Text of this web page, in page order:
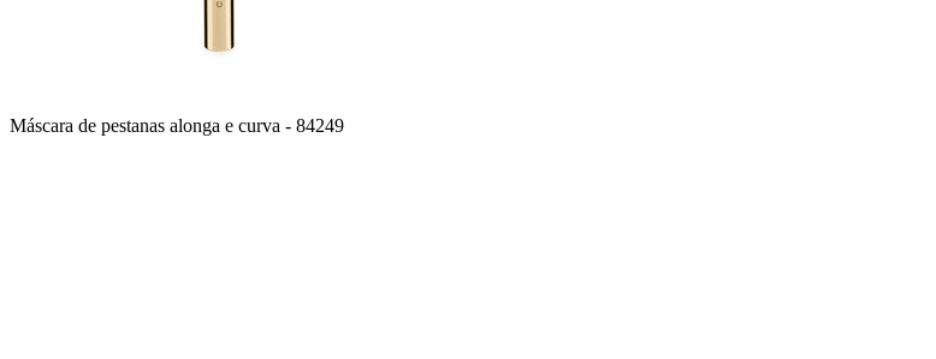
Máscara de pestanas alonga e curva - 84249